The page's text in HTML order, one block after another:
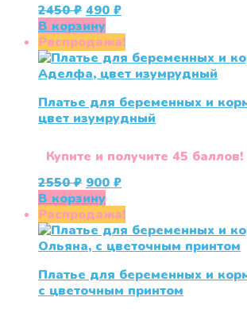
2450₽ Первоначальная
цена
составляла
2450 ₽.
490 ₽Текущая
490 ₽.
В корзину
Распродажа!
Платье для беременных и
цвет изумрудный
Купите и получите 45 баллов!
2550₽ Первоначальная
цена
составляла
2550 ₽.
900 ₽Текущая
900 ₽.
В корзину
Распродажа!
Платье для беременных и
с цветочным принтом